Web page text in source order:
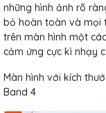
những hình ảnh rõ
bỏ hoàn toàn và mọi
trên màn hình một
cảm ứng cực kì nhạy
Màn hình với kích
Band 4